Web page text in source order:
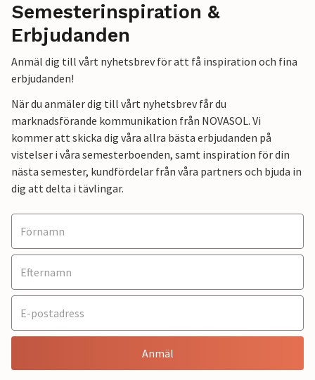
Semesterinspiration &
Erbjudanden
Anmäl dig till vårt nyhetsbrev för att få inspiration och fina
erbjudanden!
När du anmäler dig till vårt nyhetsbrev får du
marknadsförande kommunikation från NOVASOL. Vi
kommer att skicka dig våra allra bästa erbjudanden på
vistelser i våra semesterboenden, samt inspiration för din
nästa semester, kundfördelar från våra partners och bjuda in
dig att delta i tävlingar.
Anmäl